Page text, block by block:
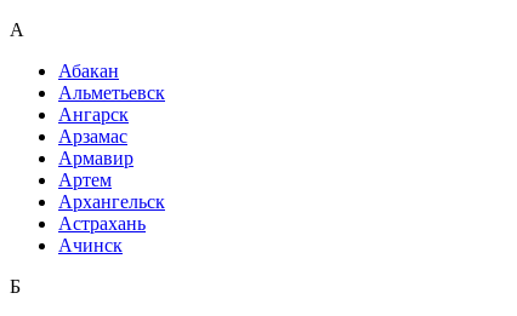
А
Абакан
Альметьевск
Ангарск
Арзамас
Армавир
Артем
Архангельск
Астрахань
Ачинск
Б